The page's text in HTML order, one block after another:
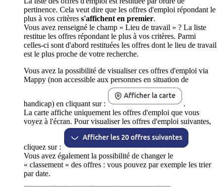
pertinence. Cela veut dire que les offres d'emploi répondant le
plus à vos critères s'affichent en premier.
Vous avez renseigné le champ « Lieu de travail » ? La liste
restitue les offres répondant le plus à vos critères. Parmi
celles-ci sont d'abord restituées les offres dont le lieu de travail
est le plus proche de votre recherche.
Vous avez la possibilité de visualiser ces offres d'emploi via
Mappy (non accessible aux personnes en situation de
handicap) en cliquant sur :
.
La carte affiche uniquement les offres d'emploi que vous
voyez à l'écran. Pour visualiser les offres d'emploi suivantes,
cliquez sur :
Vous avez également la possibilité de changer le
« classement » des offres : vous pouvez par exemple les trier
par date.